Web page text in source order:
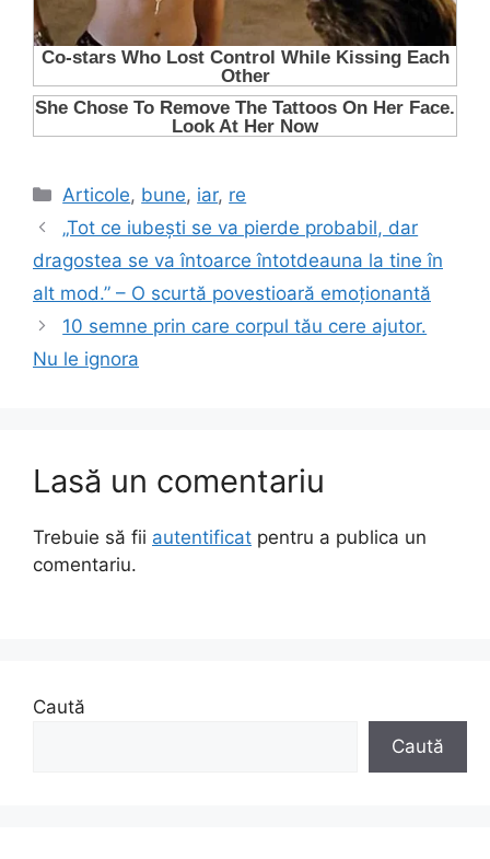
Categorii
Articole, bune, iar, re
„Tot ce iubești se va pierde probabil, dar
dragostea se va întoarce întotdeauna la tine în
alt mod.” – O scurtă povestioară emoționantă
10 semne prin care corpul tău cere ajutor.
Nu le ignora
Lasă un comentariu
Trebuie să fii autentificat pentru a publica un
comentariu.
Caută
Caută